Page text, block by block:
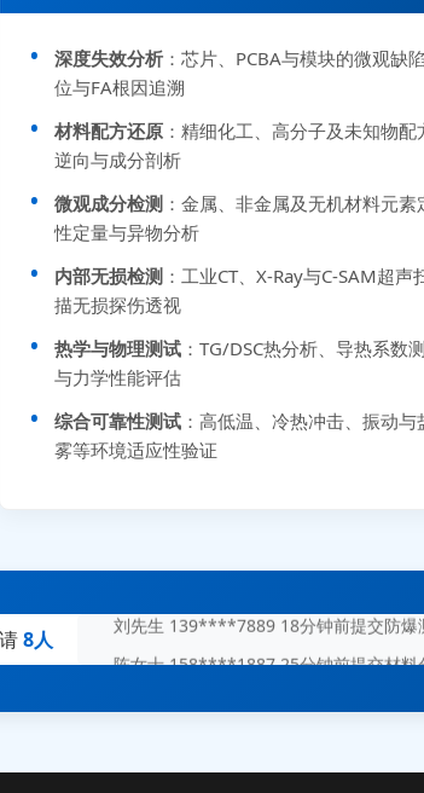
深度失效分析：芯片、PCBA与模块的微观缺
位与FA根因追溯
材料配方还原：精细化工、高分子及未知物配
逆向与成分剖析
微观成分检测 ：金属、非金属及无机材料元素
性定量与异物分析
内部无损检测 ：工业CT、X-Ray与C-SAM超声
描无损探伤透视
热学与物理测试：TG/DSC热分析、导热系数
与力学性能评估
综合可靠性测试：高低温、冷热冲击、振动与
雾等环境适应性验证
8人
张先生 138****5889 刚刚提交EMC报价
陈女士 158****1887 25分钟前提交材料
周总 136****0539 35分钟前提交机器人